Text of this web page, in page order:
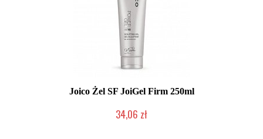
Joico Żel SF JoiGel Firm 250ml
34,06 zł